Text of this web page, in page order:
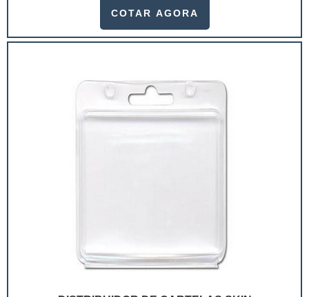
um investimento necessário para quem está no
extremamente competitivo, assim, as embalagens
COTAR AGORA